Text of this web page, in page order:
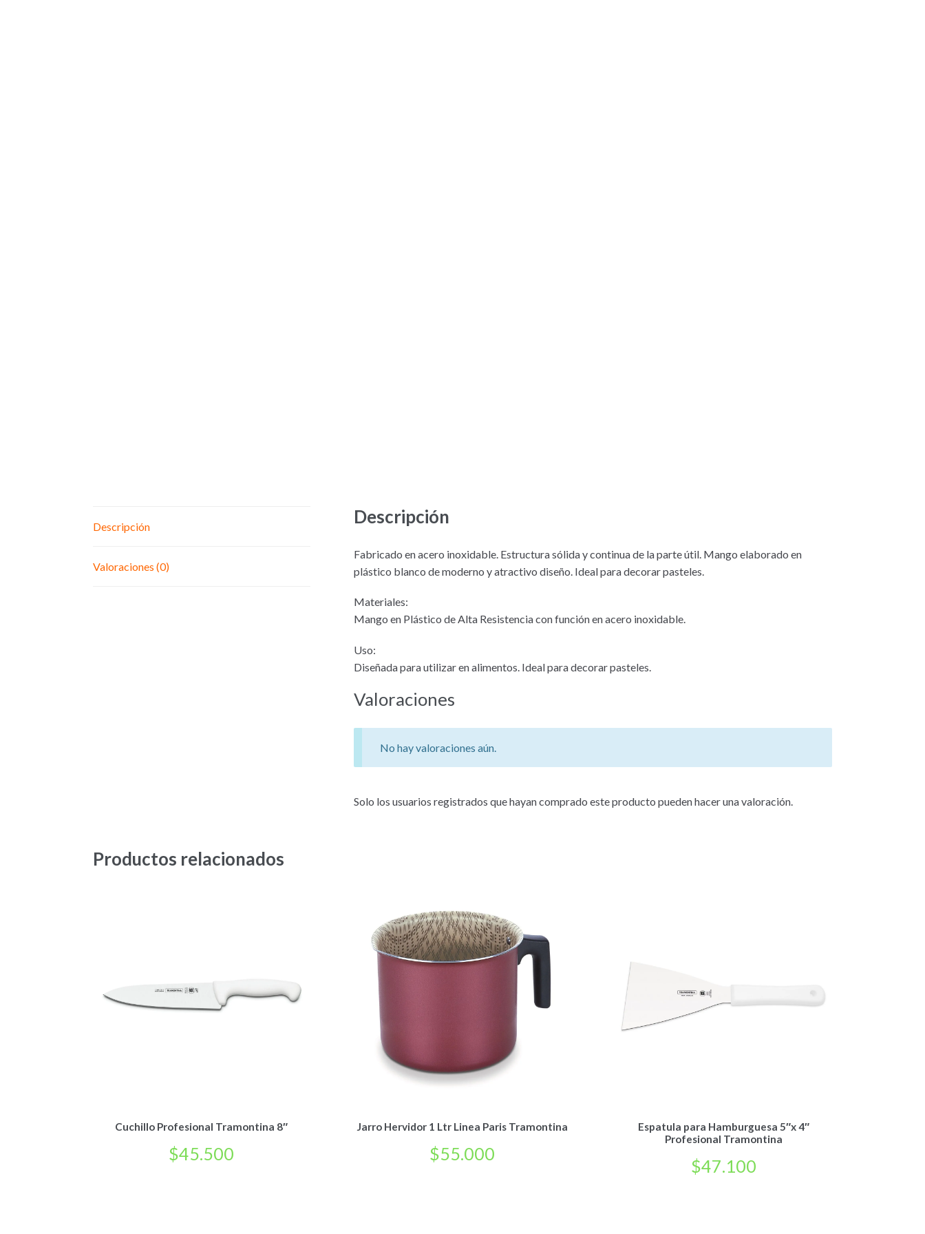
Descripción
Valoraciones (0)
Descripción
Fabricado en acero inoxidable. Estructura sólida y continua de la parte útil. Mango elaborado en
plástico blanco de moderno y atractivo diseño. Ideal para decorar pasteles.
Materiales:
Mango en Plástico de Alta Resistencia con función en acero inoxidable.
Uso:
Diseñada para utilizar en alimentos. Ideal para decorar pasteles.
Valoraciones
No hay valoraciones aún.
Solo los usuarios registrados que hayan comprado este producto pueden hacer una valoración.
Productos relacionados
Cuchillo Profesional Tramontina 8″
$45.500
Jarro Hervidor 1 Ltr Linea Paris Tramontina
$55.000
Espatula para Hamburguesa 5″x 4″
Profesional Tramontina
$47.100